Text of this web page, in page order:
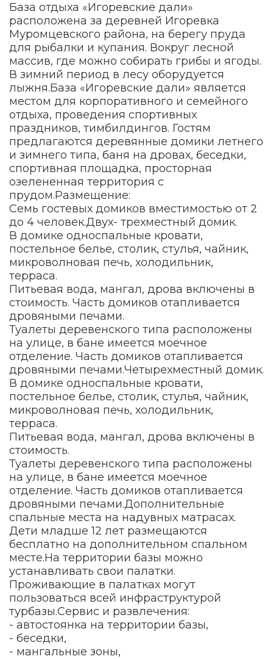
База отдыха «Игоревские дали»
расположена за деревней Игоревка
Муромцевского района, на берегу пруда
для рыбалки и купания. Вокруг лесной
массив, где можно собирать грибы и ягоды.
В зимний период в лесу оборудуется
лыжня.База «Игоревские дали» является
местом для корпоративного и семейного
отдыха, проведения спортивных
праздников, тимбилдингов. Гостям
предлагаются деревянные домики летнего
и зимнего типа, баня на дровах, беседки,
спортивная площадка, просторная
озелененная территория с
прудом.Размещение:
Семь гостевых домиков вместимостью от 2
до 4 человек.Двух- трехместный домик.
В домике односпальные кровати,
постельное белье, столик, стулья, чайник,
микроволновая печь, холодильник,
терраса.
Питьевая вода, мангал, дрова включены в
стоимость. Часть домиков отапливается
дровяными печами.
Туалеты деревенского типа расположены
на улице, в бане имеется моечное
отделение. Часть домиков отапливается
дровяными печами.Четырехместный домик.
В домике односпальные кровати,
постельное белье, столик, стулья, чайник,
микроволновая печь, холодильник,
терраса.
Питьевая вода, мангал, дрова включены в
стоимость.
Туалеты деревенского типа расположены
на улице, в бане имеется моечное
отделение. Часть домиков отапливается
дровяными печами.Дополнительные
спальные места на надувных матрасах.
Дети младше 12 лет размещаются
бесплатно на дополнительном спальном
месте.На территории базы можно
устанавливать свои палатки.
Проживающие в палатках могут
пользоваться всей инфраструктурой
турбазы.Сервис и развлечения:
- автостоянка на территории базы,
- беседки,
- мангальные зоны,